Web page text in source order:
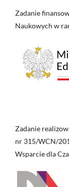
Zadanie
Naukowych w
Zadanie
nr 315/WCN/
Wsparcie dla